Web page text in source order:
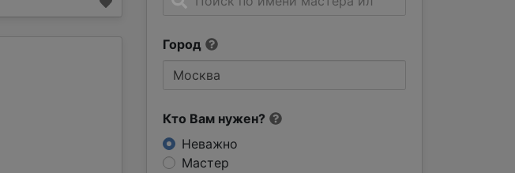
Город
Кто Вам нужен?
Неважно
Мастер